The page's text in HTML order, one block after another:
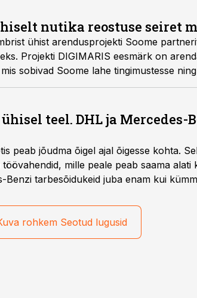
nutika reostuse seiret
ühist arendusprojekti Soome
Projekti DIGIMARIS eesmärk on
sobivad Soome lahe tingimustesse
teel. DHL ja Mercedes-
peab jõudma õigel ajal õigesse kohta.
mille peale peab saama alati
tarbesõidukeid juba enam kui
rohkem Seotud lugusid